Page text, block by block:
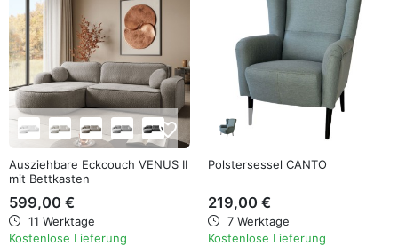
favorite_border
Ausziehbare Eckcouch VENUS II
mit Bettkasten
599,00 €
11 Werktage
Kostenlose Lieferung
Polstersessel CANTO
219,00 €
7 Werktage
Kostenlose Lieferung